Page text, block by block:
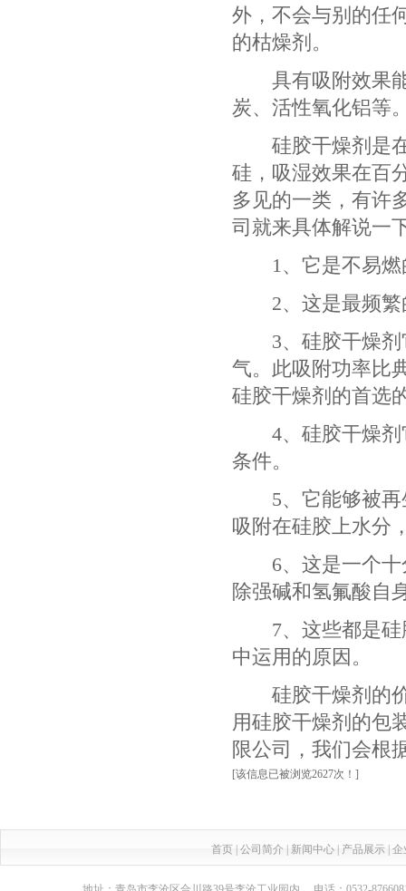
外，不会与别的任
的枯燥剂。
具有吸附效果能
炭、活性氧化铝等
硅胶干燥剂是在
硅，吸湿效果在百
多见的一类，有许
司就来具体解说一
1、它是不易燃
2、这是最频繁
3、硅胶干燥剂
气。此吸附功率比
硅胶干燥剂的首选
4、硅胶干燥剂
条件。
5、它能够被再
吸附在硅胶上水分
6、这是一个十
除强碱和氢氟酸自
7、这些都是硅
中运用的原因。
硅胶干燥剂的价
用硅胶干燥剂的包
限公司，我们会根
[该信息已被浏览2627次！]
首页 公司简介 新闻中心 产品展示 企